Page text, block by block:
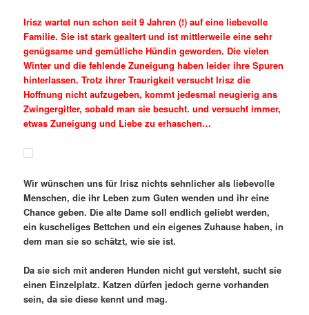
Irisz wartet nun schon seit 9 Jahren (!) auf eine liebevolle
Familie. Sie ist stark gealtert und ist mittlerweile eine sehr
genügsame und gemütliche Hündin geworden. Die vielen
Winter und die fehlende Zuneigung haben leider ihre Spuren
hinterlassen. Trotz ihrer Traurigkeit versucht Irisz die
Hoffnung nicht aufzugeben, kommt jedesmal neugierig ans
Zwingergitter, sobald man sie besucht. und versucht immer,
etwas Zuneigung und Liebe zu erhaschen…
Wir wünschen uns für Irisz nichts sehnlicher als liebevolle
Menschen, die ihr Leben zum Guten wenden und ihr eine
Chance geben. Die alte Dame soll endlich geliebt werden,
ein kuscheliges Bettchen und ein eigenes Zuhause haben, in
dem man sie so schätzt, wie sie ist.
Da sie sich mit anderen Hunden nicht gut versteht, sucht sie
einen Einzelplatz. Katzen dürfen jedoch gerne vorhanden
sein, da sie diese kennt und mag.